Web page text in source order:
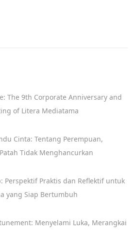
The 9th Corporate Anniversary and
of Litera Mediatama
Cinta: Tentang Perempuan,
Tidak Menghancurkan
Perspektif Praktis dan Reflektif untuk
yang Siap Bertumbuh
Menyelami Luka, Merangkai